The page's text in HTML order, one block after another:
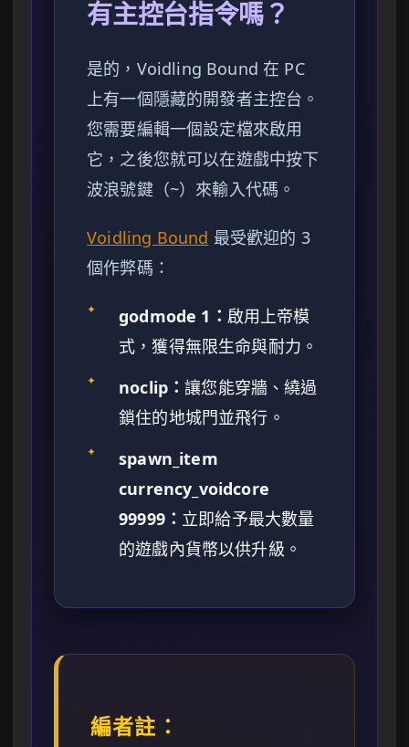
有主控台指令嗎？
是的，Voidling Bound 在 PC
上有一個隱藏的開發者主控台。
您需要編輯一個設定檔來啟用
它，之後您就可以在遊戲中按下
波浪號鍵（~）來輸入代碼。
Voidling Bound 最受歡迎的 3
個作弊碼：
✦ godmode 1： 啟用上帝模
式，獲得無限生命與耐力。
✦ noclip：讓您能穿牆、繞過
鎖住的地城門並飛行。
✦
spawn_item
currency_voidcore
99999： 立即給予最大數量
的遊戲內貨幣以供升級。
編者註：